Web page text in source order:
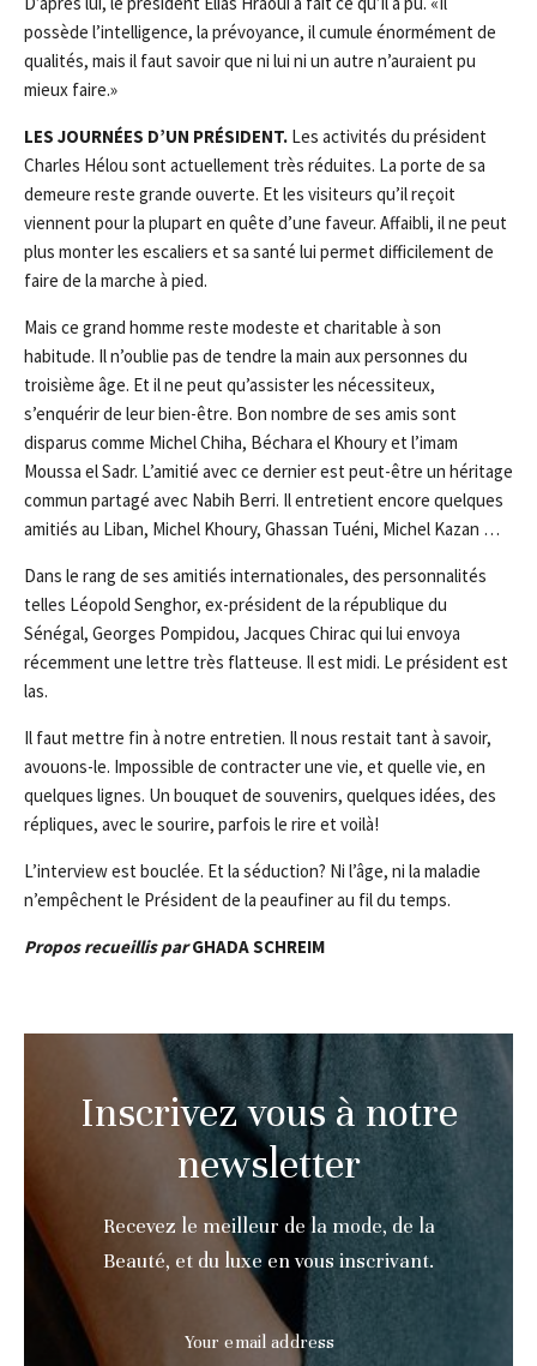
possède l’intelligence, la prévoyance, il cumule énormément de
qualités, mais il faut savoir que ni lui ni un autre n’auraient pu
mieux faire.»
LES JOURNÉES D’UN PRÉSIDENT. Les activités du président
Charles Hélou sont actuellement très réduites. La porte de sa
demeure reste grande ouverte. Et les visiteurs qu’il reçoit
viennent pour la plupart en quête d’une faveur. Affaibli, il ne peut
plus monter les escaliers et sa santé lui permet difficilement de
faire de la marche à pied.
Mais ce grand homme reste modeste et charitable à son
habitude. Il n’oublie pas de tendre la main aux personnes du
troisième âge. Et il ne peut qu’assister les nécessiteux,
s’enquérir de leur bien-être. Bon nombre de ses amis sont
disparus comme Michel Chiha, Béchara el Khoury et l’imam
Moussa el Sadr. L’amitié avec ce dernier est peut-être un héritage
commun partagé avec Nabih Berri. Il entretient encore quelques
amitiés au Liban, Michel Khoury, Ghassan Tuéni, Michel Kazan …
Dans le rang de ses amitiés internationales, des personnalités
telles Léopold Senghor, ex-président de la république du
Sénégal, Georges Pompidou, Jacques Chirac qui lui envoya
récemment une lettre très flatteuse. Il est midi. Le président est
las.
Il faut mettre fin à notre entretien. Il nous restait tant à savoir,
avouons-le. Impossible de contracter une vie, et quelle vie, en
quelques lignes. Un bouquet de souvenirs, quelques idées, des
répliques, avec le sourire, parfois le rire et voilà!
L’interview est bouclée. Et la séduction? Ni l’âge, ni la maladie
n’empêchent le Président de la peaufiner au fil du temps.
Proposrecueillis parGHADA SCHREIM
Inscrivez vous à notre
newsletter
Recevez le meilleur de la mode, de la
Beauté, et du luxe en vous inscrivant.